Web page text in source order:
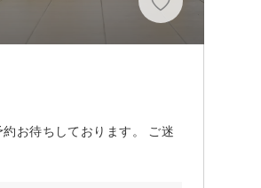
お待ちしております。 ご迷